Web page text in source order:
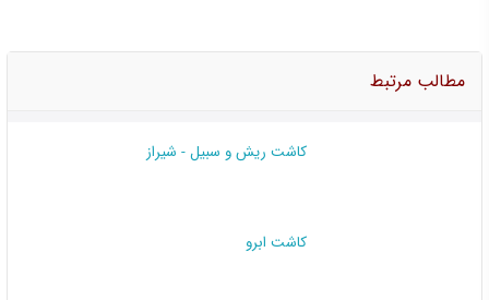
مطالب مرتبط
کاشت ریش و سبیل - شیراز
کاشت ابرو